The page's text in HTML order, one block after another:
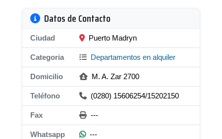
Datos de Contacto
Ciudad Puerto Madryn
Categoria Departamentos en alquiler
Domicilio M. A. Zar 2700
Teléfono (0280) 15606254/15202150
Fax ---
Whatsapp ---